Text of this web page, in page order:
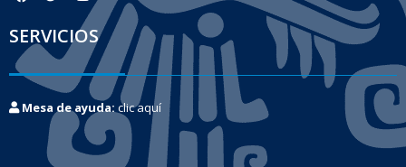
SERVICIOS
Mesa de ayuda: clic aquí